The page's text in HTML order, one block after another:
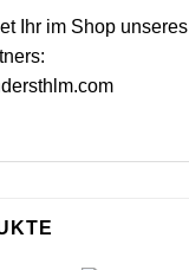
Ihr im Shop unseres